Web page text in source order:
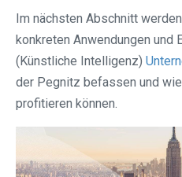
Im nächsten Abschnitt
konkreten Anwendungen und
(Künstliche Intelligenz)
der Pegnitz befassen und
profitieren können.